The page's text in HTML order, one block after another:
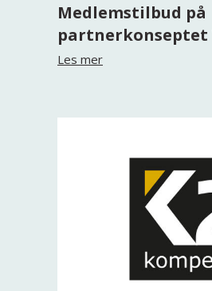
Medlemstilbud på
partnerkonseptet
Les mer